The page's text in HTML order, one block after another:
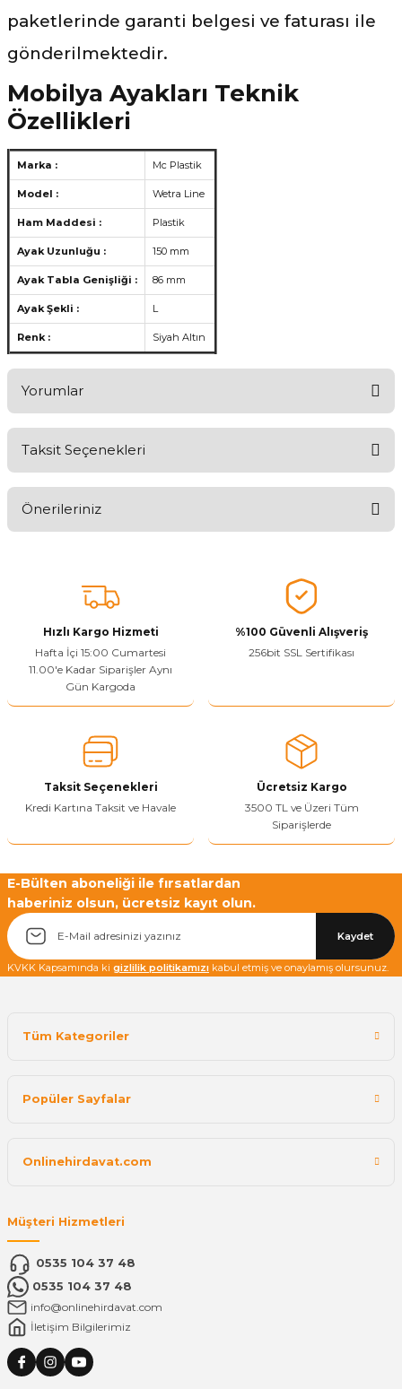
paketlerinde garanti belgesi ve faturası ile
gönderilmektedir.
Mobilya Ayakları Teknik
Özellikleri
Marka : Mc Plastik
Model : Wetra Line
Ham Maddesi : Plastik
Ayak Uzunluğu : 150 mm
Ayak Tabla Genişliği : 86 mm
Ayak Şekli : L
Renk : Siyah Altın
Yorumlar
Ürünü Değerlendir
Taksit Seçenekleri
Önerileriniz
tarafımıza iletebilirsiniz.
Görüş ve önerileriniz için teşekkür ederiz.
Ürün resmi kalitesiz, bozuk veya görüntülenemiyor.
Ürün açıklamasında eksik bilgiler bulunuyor.
Sitenize Pek Güvenemedim
Bu ürüne benzer farklı alternatifler olmalı.
Yetkiliye Gönder
Hızlı Kargo Hizmeti
Hafta İçi 15:00 Cumartesi
11.00'e Kadar Siparişler Aynı
Gün Kargoda
%100 Güvenli Alışveriş
256bit SSL Sertifikası
Taksit Seçenekleri
Kredi Kartına Taksit ve Havale
Ücretsiz Kargo
3500 TL ve Üzeri Tüm
Siparişlerde
E-Bülten aboneliği ile fırsatlardan
haberiniz olsun, ücretsiz kayıt olun.
Kaydet
KVKK Kapsamında ki gizlilik politikamızı kabul etmiş ve onaylamış olursunuz.
Tüm Kategoriler
Popüler Sayfalar
Onlinehirdavat.com
Müşteri Hizmetleri
0535 104 37 48
0535 104 37 48
info@onlinehirdavat.com
İletişim Bilgilerimiz